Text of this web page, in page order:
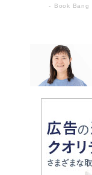
Book Bang
「宇宙兄
物語に幕
ンガ」も
美輪明宏
「『火垂る
続けた“自
い」監督
戦争の記憶